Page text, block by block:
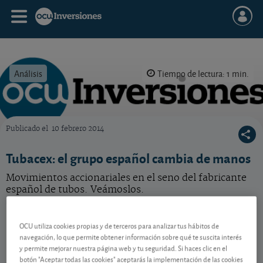
Análisis Tiempo de lectura: 1 min.
Publicado el 10 febrero 2014
Tubacex: el grupo español cambia de manos
Movimientos accionariales en el seno del fabricante
español de tubos. Veámoslos.
ES0132945017
10/08/2026 Madrid
0,025 EUR (0,83 %)
OCU utiliza cookies propias y de terceros para analizar tus hábitos de
navegación, lo que permite obtener información sobre qué te suscita interés
y permite mejorar nuestra página web y tu seguridad. Si haces clic en el
botón "Aceptar todas las cookies" aceptarás la implementación de las cookies